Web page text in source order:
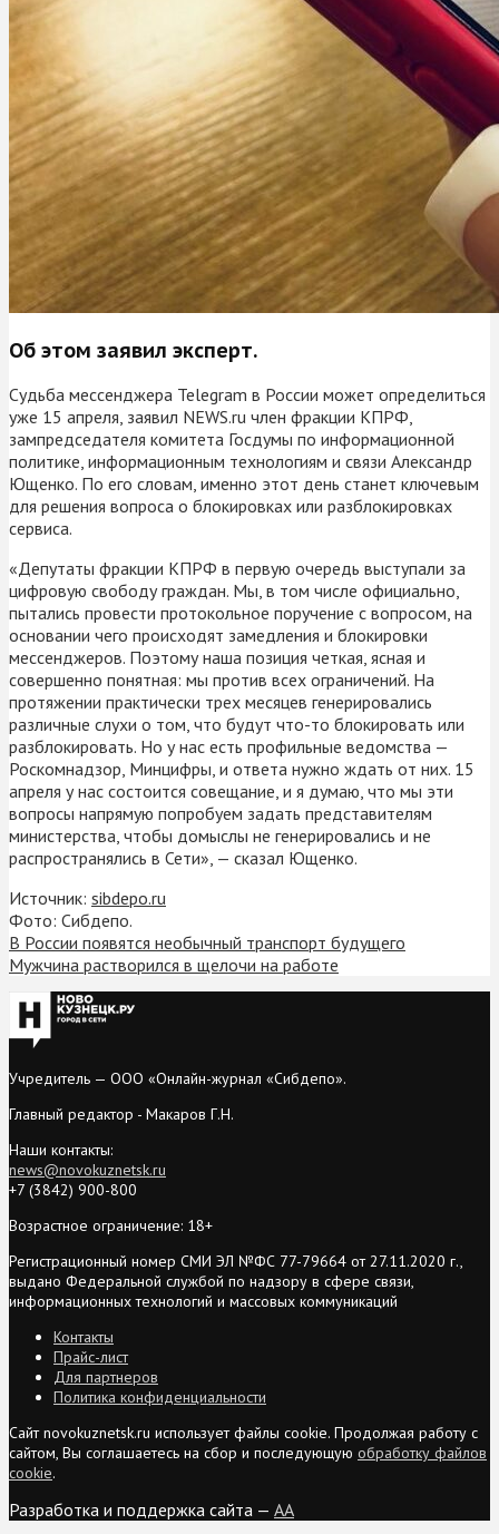
Об этом заявил эксперт.
Судьба мессенджера Telegram в России может определиться
уже 15 апреля, заявил NEWS.ru член фракции КПРФ,
зампредседателя комитета Госдумы по информационной
политике, информационным технологиям и связи Александр
Ющенко. По его словам, именно этот день станет ключевым
для решения вопроса о блокировках или разблокировках
сервиса.
«Депутаты фракции КПРФ в первую очередь выступали за
цифровую свободу граждан. Мы, в том числе официально,
пытались провести протокольное поручение с вопросом, на
основании чего происходят замедления и блокировки
мессенджеров. Поэтому наша позиция четкая, ясная и
совершенно понятная: мы против всех ограничений. На
протяжении практически трех месяцев генерировались
различные слухи о том, что будут что-то блокировать или
разблокировать. Но у нас есть профильные ведомства —
Роскомнадзор, Минцифры, и ответа нужно ждать от них. 15
апреля у нас состоится совещание, и я думаю, что мы эти
вопросы напрямую попробуем задать представителям
министерства, чтобы домыслы не генерировались и не
распространялись в Сети», — сказал Ющенко.
Источник: sibdepo.ru
Фото: Сибдепо.
В России появятся необычный транспорт будущего
Мужчина растворился в щелочи на работе
Учредитель — ООО «Онлайн-журнал «Сибдепо».
Главный редактор - Макаров Г.Н.
Наши контакты:
news@novokuznetsk.ru
+7 (3842) 900-800
Возрастное ограничение: 18+
Регистрационный номер СМИ ЭЛ №ФС 77-79664 от 27.11.2020 г.,
выдано Федеральной службой по надзору в сфере связи,
информационных технологий и массовых коммуникаций
Контакты
Прайс-лист
Для партнеров
Политика конфиденциальности
Сайт novokuznetsk.ru использует файлы cookie. Продолжая работу с
сайтом, Вы соглашаетесь на сбор и последующую обработку файлов
cookie.
Разработка и поддержка сайта — AA